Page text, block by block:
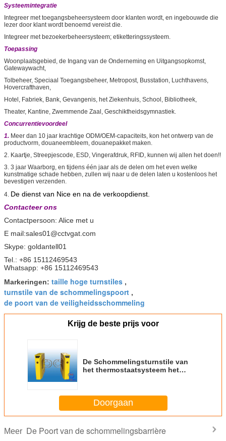
Systeemintegratie
Integreer met toegangsbeheersysteem door klanten wordt, en ingebouwde die
lezer door klant wordt benoemd vereist die.
Integreer met bezoekerbeheersysteem; etiketteringssysteem.
Toepassing
Woonplaatsgebied, de Ingang van de Onderneming en Uitgangsopkomst,
Gatewaywacht,
Tolbeheer, Speciaal Toegangsbeheer, Metropost, Busstation, Luchthavens,
Hovercrafthaven,
Hotel, Fabriek, Bank, Gevangenis, het Ziekenhuis, School, Bibliotheek,
Theater, Kantine, Zwemmende Zaal, Geschiktheidsgymnastiek.
Concurrentievoordeel
1. Meer dan 10 jaar krachtige ODM/OEM-capaciteits, kon het ontwerp van de
productvorm, douaneembleem, douanepakket maken.
2. Kaartje, Streepjescode, ESD, Vingerafdruk, RFID, kunnen wij allen het doen!!
3. 3 jaar Waarborg, en tijdens één jaar als de delen om het even welke
kunstmatige schade hebben, zullen wij naar u de delen laten u kostenloos het
bevestigen verzenden.
4. De dienst van Nice en na de verkoopdienst.
Contacteer ons
Contactpersoon: Alice met u
E mail:sales01@cctvgat.com
Skype: goldantell01
Tel.: +86 15112469543
Whatsapp: +86 15112469543
Markeringen: taille hoge turnstiles ,
turnstile van de schommelingspoort ,
de poort van de veiligheidsschommeling
Krijg de beste prijs voor
De Schommelingsturnstile van
het thermostaatsysteem het
Doorgaan
Meer De Poort van de schommelingsbarrière